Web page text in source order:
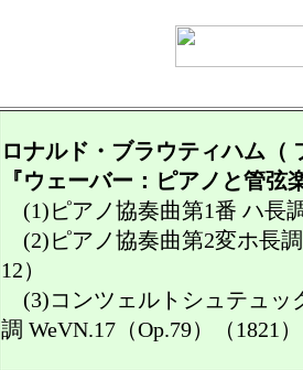
ロナルド・ブラウティハム（
『ウェーバー：ピアノと管弦
(1)ピアノ協奏曲第1番 ハ長
(2)ピアノ協奏曲第2変ホ長調
12）
(3)コンツェルトシュテュ
調 WeVN.17（Op.79）（1821）